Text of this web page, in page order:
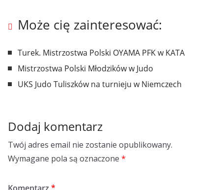
Może cię zainteresować:
Turek. Mistrzostwa Polski OYAMA PFK w KATA
Mistrzostwa Polski Młodzików w Judo
UKS Judo Tuliszków na turnieju w Niemczech
Dodaj komentarz
Twój adres email nie zostanie opublikowany.
Wymagane pola są oznaczone *